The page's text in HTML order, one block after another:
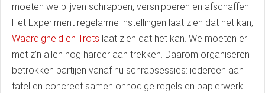
moeten we blijven schrappen, versnipperen en afschaffen.
Het Experiment regelarme instellingen laat zien dat het kan,
Waardigheid en Trots laat zien dat het kan. We moeten er
met z’n allen nog harder aan trekken. Daarom organiseren
betrokken partijen vanaf nu schrapsessies: iedereen aan
tafel en concreet samen onnodige regels en papierwerk